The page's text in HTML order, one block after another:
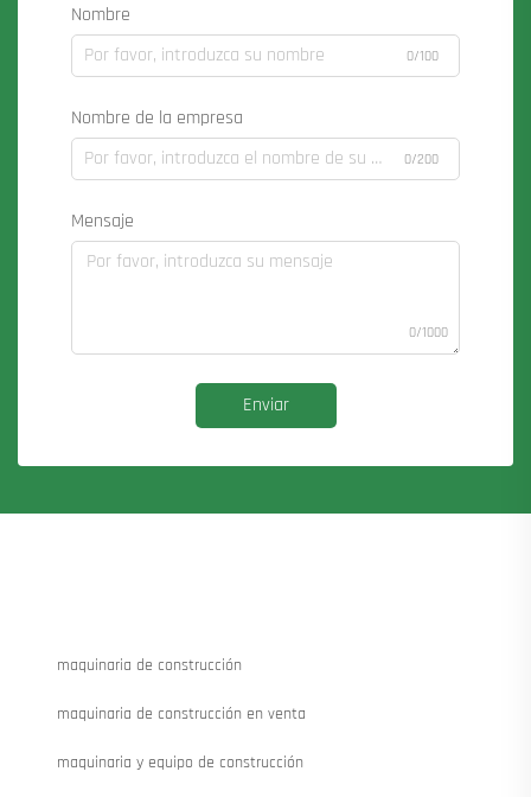
Nombre
0/100
Nombre de la empresa
0/200
Mensaje
0/1000
Enviar
maquinaria de construcción
maquinaria de construcción en venta
maquinaria y equipo de construcción